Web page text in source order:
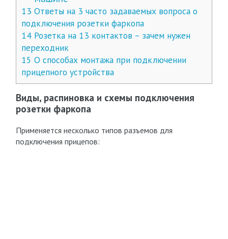
13 Ответы на 3 часто задаваемых вопроса о
подключения розетки фаркопа
14Розетка на 13 контактов – зачем нужен
переходник
15 О способах монтажа при подключении
прицепного устройства
Виды, распиновка и схемы подключения
розетки фаркопа
Применяется несколько типов разъемов для
подключения прицепов: